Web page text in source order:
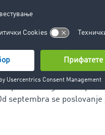
Kao i u protekle četiri
barometar
će se situacija odvijati
beležiti odnos kao i
U avgustu će pad
septembra se